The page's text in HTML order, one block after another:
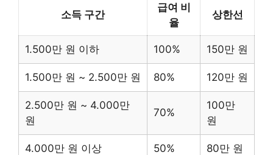
소득 구간
급여 비
율
상한선
1.500만 원 이하 100% 150만 원
1.500만 원 ~ 2.500만 원 80% 120만 원
2.500만 원 ~ 4.000만
원
70%
100만
원
4.000만 원 이상 50% 80만 원